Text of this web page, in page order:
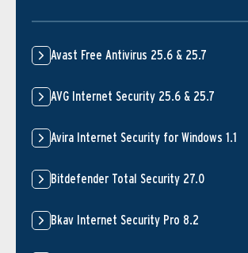
Avast Free Antivirus 25.6 & 25.7
AVG Internet Security 25.6 & 25.7
Avira Internet Security for Windows 1.1
Bitdefender Total Security 27.0
Bkav Internet Security Pro 8.2